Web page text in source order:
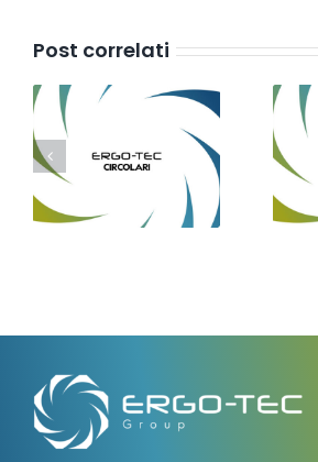
Post correlati